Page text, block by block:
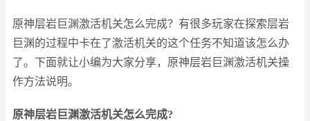
原神层岩巨渊激活机关怎么完成？有很多玩家在探索层岩
巨渊的过程中卡在了激活机关的这个任务不知道该怎么办
了。下面就让小编为大家分享，原神层岩巨渊激活机关操
作方法说明。
原神层岩巨渊激活机关怎么完成?